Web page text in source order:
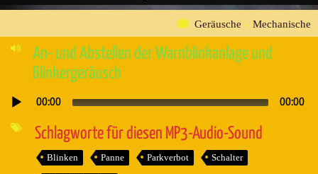
Geräusche » Mechanische
An- und Abstellen der Warnblinkanlage und
Blinkergeräusch
Audio-
00:00 00:00
Schlagworte für diesen MP3-Audio-Sound
Blinken Panne Parkverbot Schalter